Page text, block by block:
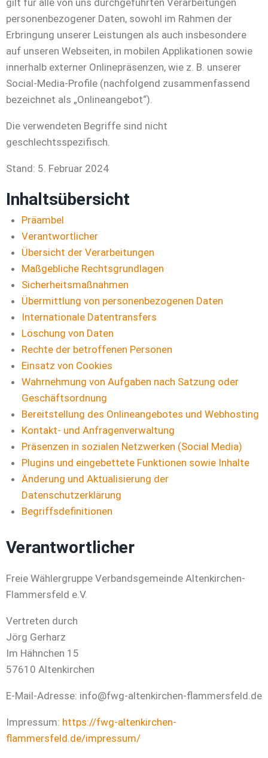
gilt für alle von uns durchgeführten Verarbeitungen
personenbezogener Daten, sowohl im Rahmen der
Erbringung unserer Leistungen als auch insbesondere
auf unseren Webseiten, in mobilen Applikationen sowie
innerhalb externer Onlinepräsenzen, wie z. B. unserer
Social-Media-Profile (nachfolgend zusammenfassend
bezeichnet als „Onlineangebot“).
Die verwendeten Begriffe sind nicht
geschlechtsspezifisch.
Stand: 5. Februar 2024
Inhaltsübersicht
Präambel
Verantwortlicher
Übersicht der Verarbeitungen
Maßgebliche Rechtsgrundlagen
Sicherheitsmaßnahmen
Übermittlung von personenbezogenen Daten
Internationale Datentransfers
Löschung von Daten
Rechte der betroffenen Personen
Einsatz von Cookies
Wahrnehmung von Aufgaben nach Satzung oder
Geschäftsordnung
Bereitstellung des Onlineangebotes und Webhosting
Kontakt- und Anfragenverwaltung
Präsenzen in sozialen Netzwerken (Social Media)
Plugins und eingebettete Funktionen sowie Inhalte
Änderung und Aktualisierung der
Datenschutzerklärung
Begriffsdefinitionen
Verantwortlicher
Freie Wählergruppe Verbandsgemeinde Altenkirchen-
Flammersfeld e.V.
Vertreten durch
Jörg Gerharz
Im Hähnchen 15
57610 Altenkirchen
E-Mail-Adresse: info@fwg-altenkirchen-flammersfeld.de
Impressum: https://fwg-altenkirchen-
flammersfeld.de/impressum/